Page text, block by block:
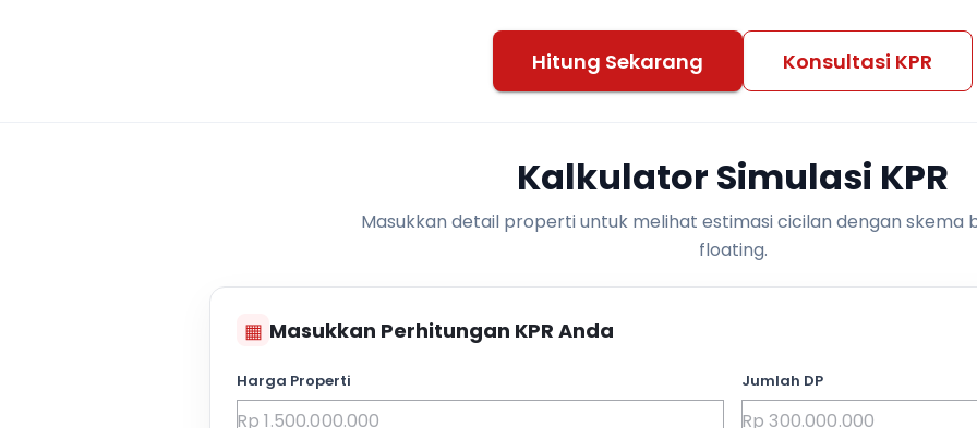
Hitung Sekarang Konsultasi KPR
Kalkulator Simulasi KPR
Masukkan detail properti untuk melihat estimasi cicilan dengan skema
floating.
▦ Masukkan Perhitungan KPR Anda
Harga Properti Jumlah DP